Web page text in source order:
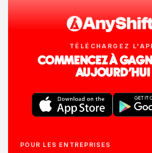
TÉLÉCHARGEZ
COMMENCEZ À
AUJOURD'HUI
POUR LES ENTREPRISES